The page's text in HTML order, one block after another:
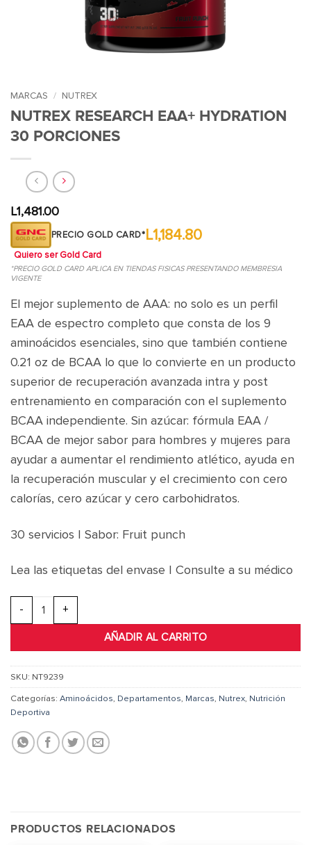
MARCAS / NUTREX
NUTREX RESEARCH EAA+ HYDRATION
30 PORCIONES
L1,481.00
PRECIO GOLD CARD*L1,184.80
Quiero ser Gold Card
*PRECIO GOLD CARD APLICA EN TIENDAS FISICAS PRESENTANDO MEMBRESIA
VIGENTE
El mejor suplemento de AAA: no solo es un perfil
EAA de espectro completo que consta de los 9
aminoácidos esenciales, sino que también contiene
0.21 oz de BCAA lo que lo convierte en un producto
superior de recuperación avanzada intra y post
entrenamiento en comparación con el suplemento
BCAA independiente. Sin azúcar: fórmula EAA /
BCAA de mejor sabor para hombres y mujeres para
ayudar a aumentar el rendimiento atlético, ayuda en
la recuperación muscular y el crecimiento con cero
calorías, cero azúcar y cero carbohidratos.
30 servicios | Sabor: Fruit punch
Lea las etiquetas del envase | Consulte a su médico
Nutrex Research EAA+ Hydration 30 porciones cantidad
AÑADIR AL CARRITO
SKU: NT9239
Categorías: Aminoácidos, Departamentos, Marcas, Nutrex, Nutrición
Deportiva
PRODUCTOS RELACIONADOS